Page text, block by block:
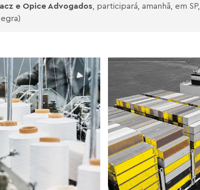
e Opice Advogados, participará, amanhã, em